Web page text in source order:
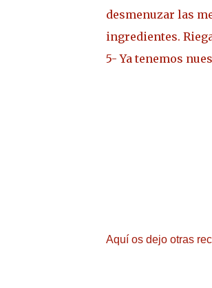
desmenuzar las
ingredientes.
5- Ya tenemos
Aquí os dejo otras